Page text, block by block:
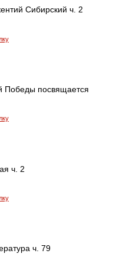
Сибирский ч. 2
Победы посвящается
ч. 2
ч. 79